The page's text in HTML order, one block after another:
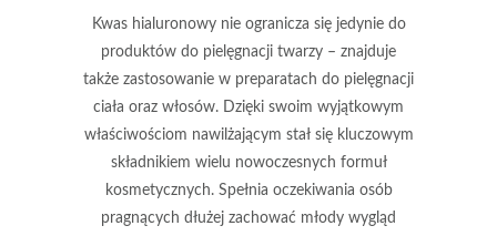
Kwas hialuronowy nie ogranicza się jedynie do
produktów do pielęgnacji twarzy – znajduje
także zastosowanie w preparatach do pielęgnacji
ciała oraz włosów. Dzięki swoim wyjątkowym
właściwościom nawilżającym stał się kluczowym
składnikiem wielu nowoczesnych formuł
kosmetycznych. Spełnia oczekiwania osób
pragnących dłużej zachować młody wygląd